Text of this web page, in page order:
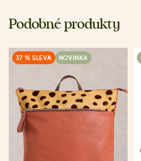
Podobné produkty
37 % SLEVA NOVINKA